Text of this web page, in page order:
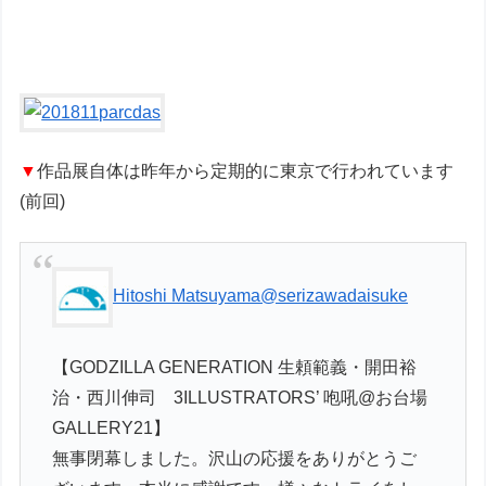
▼作品展自体は昨年から定期的に東京で行われています
(前回)
Hitoshi Matsuyama@serizawadaisuke
【GODZILLA GENERATION 生頼範義・開田裕
治・西川伸司 3ILLUSTRATORS’ 咆吼@お台場
GALLERY21】
無事閉幕しました。沢山の応援をありがとうご